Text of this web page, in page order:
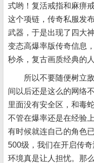
式哟！复活戒指和麻痹
这个项链，传奇私服发
武器，于是出现了四大
变态高爆率版传奇信息
秒杀，复古画质经典的
所以不要随便树立敌
间以后还是这么的网络
里面没有安全区，和毒
不管在爆率还是在经验
有时候就连自己的角色
500级，我们在开启传
环境真是让人担忧。那